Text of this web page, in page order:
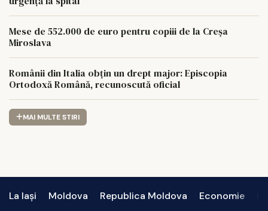
Mese de 552.000 de euro pentru copiii de la Creșa
Miroslava
Românii din Italia obțin un drept major: Episcopia
Ortodoxă Română, recunoscută oficial
MAI MULTE STIRI
La Iași Moldova Republica Moldova Economie